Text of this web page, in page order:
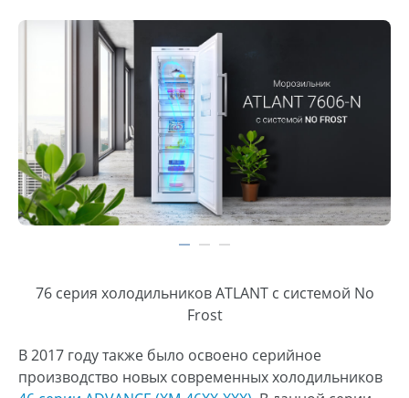
76 серия холодильников ATLANT с системой No
Frost
В 2017 году также было освоено серийное
производство новых современных холодильников